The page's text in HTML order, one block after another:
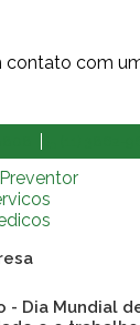
contato com
- Dia Mundial